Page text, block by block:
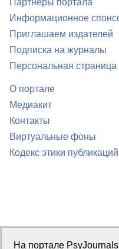
Партнеры портала
Информационное
Приглашаем издателей
Подписка на журналы
Персональная страница
О портале
Медиакит
Контакты
Виртуальные фоны
Кодекс этики публикаций
Портал психологических
На портале